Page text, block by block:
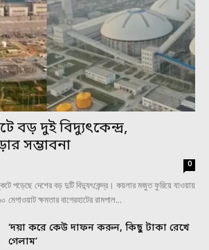
বড় দুই বিদ্যুৎকেন্দ্র,
সম্ভাবনা
0
পড়েছে দেশের বড় দুটি বিদ্যুৎকেন্দ্র। কয়লার মজুত ফুরিয়ে যাওয়ায়
ক্ষমতার বাগেরহাটের রামপাল...
‘দয়া করে কেউ দাফন করুন, কিছু টাকা রেখে
গেলাম’